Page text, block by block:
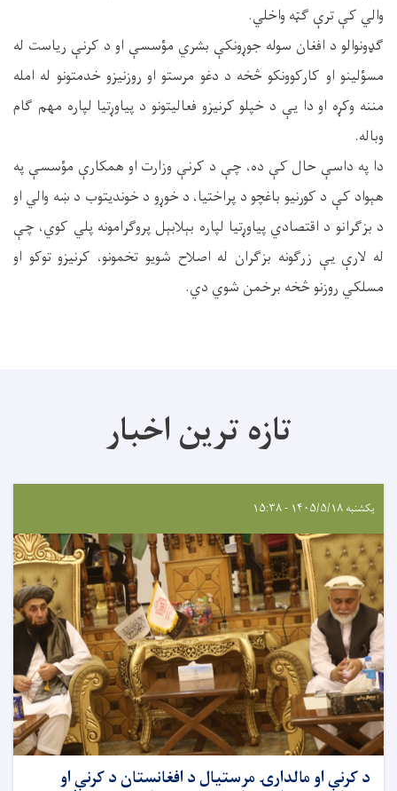
والي کې ترې ګټه واخلي.
ګډونوالو د افغان سوله جوړونکې بشري مؤسسې او د کرنې ریاست له
مسؤلینو او کارکوونکو څخه د دغو مرستو او روزنیزو خدمتونو له امله
مننه وکړه او دا یې د خپلو کرنیزو فعالیتونو د پیاوړتیا لپاره مهم ګام
وباله.
دا په داسې حال کې ده، چې د کرنې وزارت او همکارې مؤسسې په
هېواد کې د کورنیو باغچو د پراختیا، د خوړو د خوندیتوب د ښه والي او
د بزګرانو د اقتصادي پیاوړتیا لپاره بېلابېل پروګرامونه پلي کوي، چې
له لارې یې زرګونه بزګران له اصلاح شویو تخمونو، کرنیزو توکو او
مسلکي روزنو څخه برخمن شوي دي.
تازه ترین اخبار
یکشنبه ۱۴۰۵/۵/۱۸ - ۱۵:۳۸
د کرنې او مالدارۍ مرستیال د افغانستان د کرنې او